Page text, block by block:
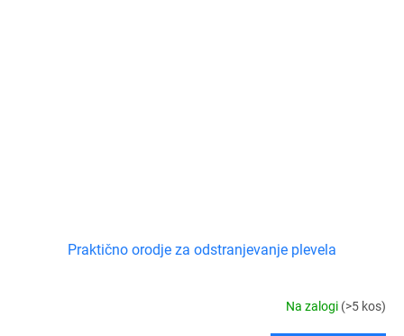
Praktično orodje za odstranjevanje plevela
Na zalogi (>5 kos)